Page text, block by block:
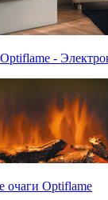
-
очаги Optiflame